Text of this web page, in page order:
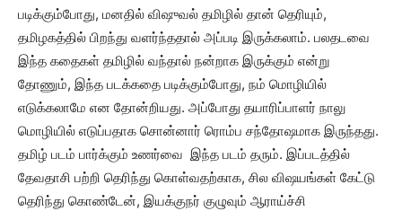
படிக்கும்போது, மனதில் விஷுவல் தமிழில் தான் தெரியும்,
தமிழகத்தில் பிறந்து வளர்ந்ததால் அப்படி இருக்கலாம். பலதடவை
இந்த கதைகள் தமிழில் வந்தால் நன்றாக இருக்கும் என்று
தோணும், இந்த படக்கதை படிக்கும்போது, நம் மொழியில்
எடுக்கலாமே என தோன்றியது. அப்போது தயாரிப்பாளர் நாலு
மொழியில் எடுப்பதாக சொன்னார் ரொம்ப சந்தோஷமாக இருந்தது.
தமிழ் படம் பார்க்கும் உணர்வை இந்த படம் தரும். இப்படத்தில்
தேவதாசி பற்றி தெரிந்து கொள்வதற்காக, சில விஷயங்கள் கேட்டு
தெரிந்து கொண்டேன், இயக்குநர் குழுவும் ஆராய்ச்சி